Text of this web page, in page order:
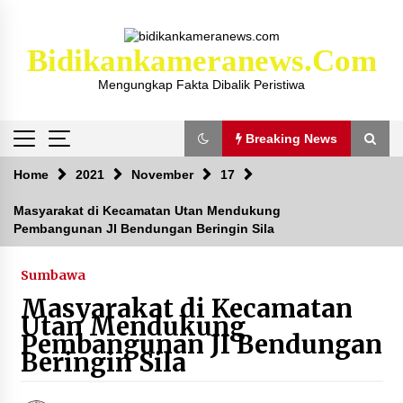
Bidikankameranews.com
Mengungkap Fakta Dibalik Peristiwa
Breaking News
Breaking News
Kejaksaan KSB Mulai Lidik Mafia Tanah Desa
Sekongkang Bawah
2 tahun ago
Laporan Dugaan Pencabulan di Desa Sepayung
Kec. Plampang, Polres Sumbawa Pastikan
Proses Penyelidikan Berjalan Maksimal
4 minggu ago
Home 2021 November 17
Masyarakat di Kecamatan Utan Mendukung
Pembangunan JI Bendungan Beringin Sila
Sumbawa
Masyarakat di Kecamatan
Utan Mendukung
Pembangunan JI Bendungan
Beringin Sila